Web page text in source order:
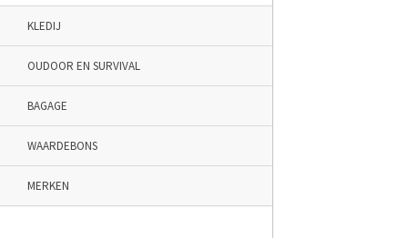
KLEDIJ
OUDOOR EN SURVIVAL
BAGAGE
WAARDEBONS
MERKEN